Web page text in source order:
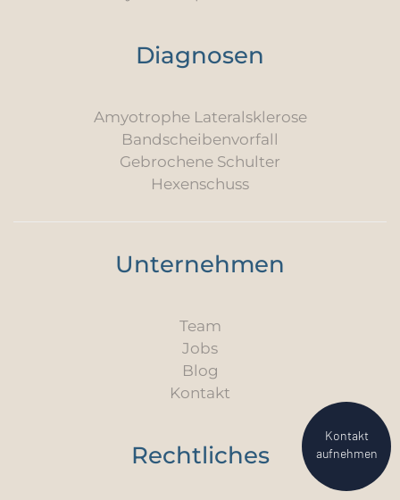
Diagnosen
Amyotrophe Lateralsklerose
Bandscheibenvorfall
Gebrochene Schulter
Hexenschuss
Unternehmen
Team
Jobs
Blog
Kontakt
Rechtliches
Kontakt
aufnehmen